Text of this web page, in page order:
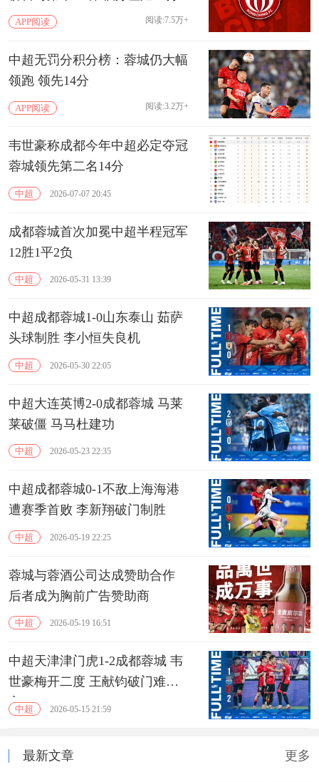
APP阅读 阅读:7.5万+
中超无罚分积分榜：蓉城仍大幅
领跑 领先14分
APP阅读 阅读:3.2万+
韦世豪称成都今年中超必定夺冠
蓉城领先第二名14分
中超 2026-07-07 20:45
成都蓉城首次加冕中超半程冠军
12胜1平2负
中超 2026-05-31 13:39
中超成都蓉城1-0山东泰山 茹萨
头球制胜 李小恒失良机
中超 2026-05-30 22:05
中超大连英博2-0成都蓉城 马莱
莱破僵 马马杜建功
中超 2026-05-23 22:35
中超成都蓉城0-1不敌上海海港
遭赛季首败 李新翔破门制胜
中超 2026-05-19 22:25
蓉城与蓉酒公司达成赞助合作
后者成为胸前广告赞助商
中超 2026-05-19 16:51
中超天津津门虎1-2成都蓉城 韦
世豪梅开二度 王献钧破门难救
主中超 2026-05-15 21:59
最新文章 更多